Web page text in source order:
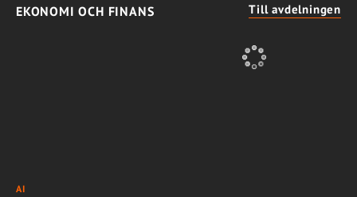
EKONOMI OCH FINANS Till avdelningen
AI